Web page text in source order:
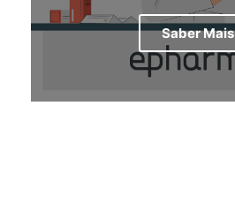
Saber Mais